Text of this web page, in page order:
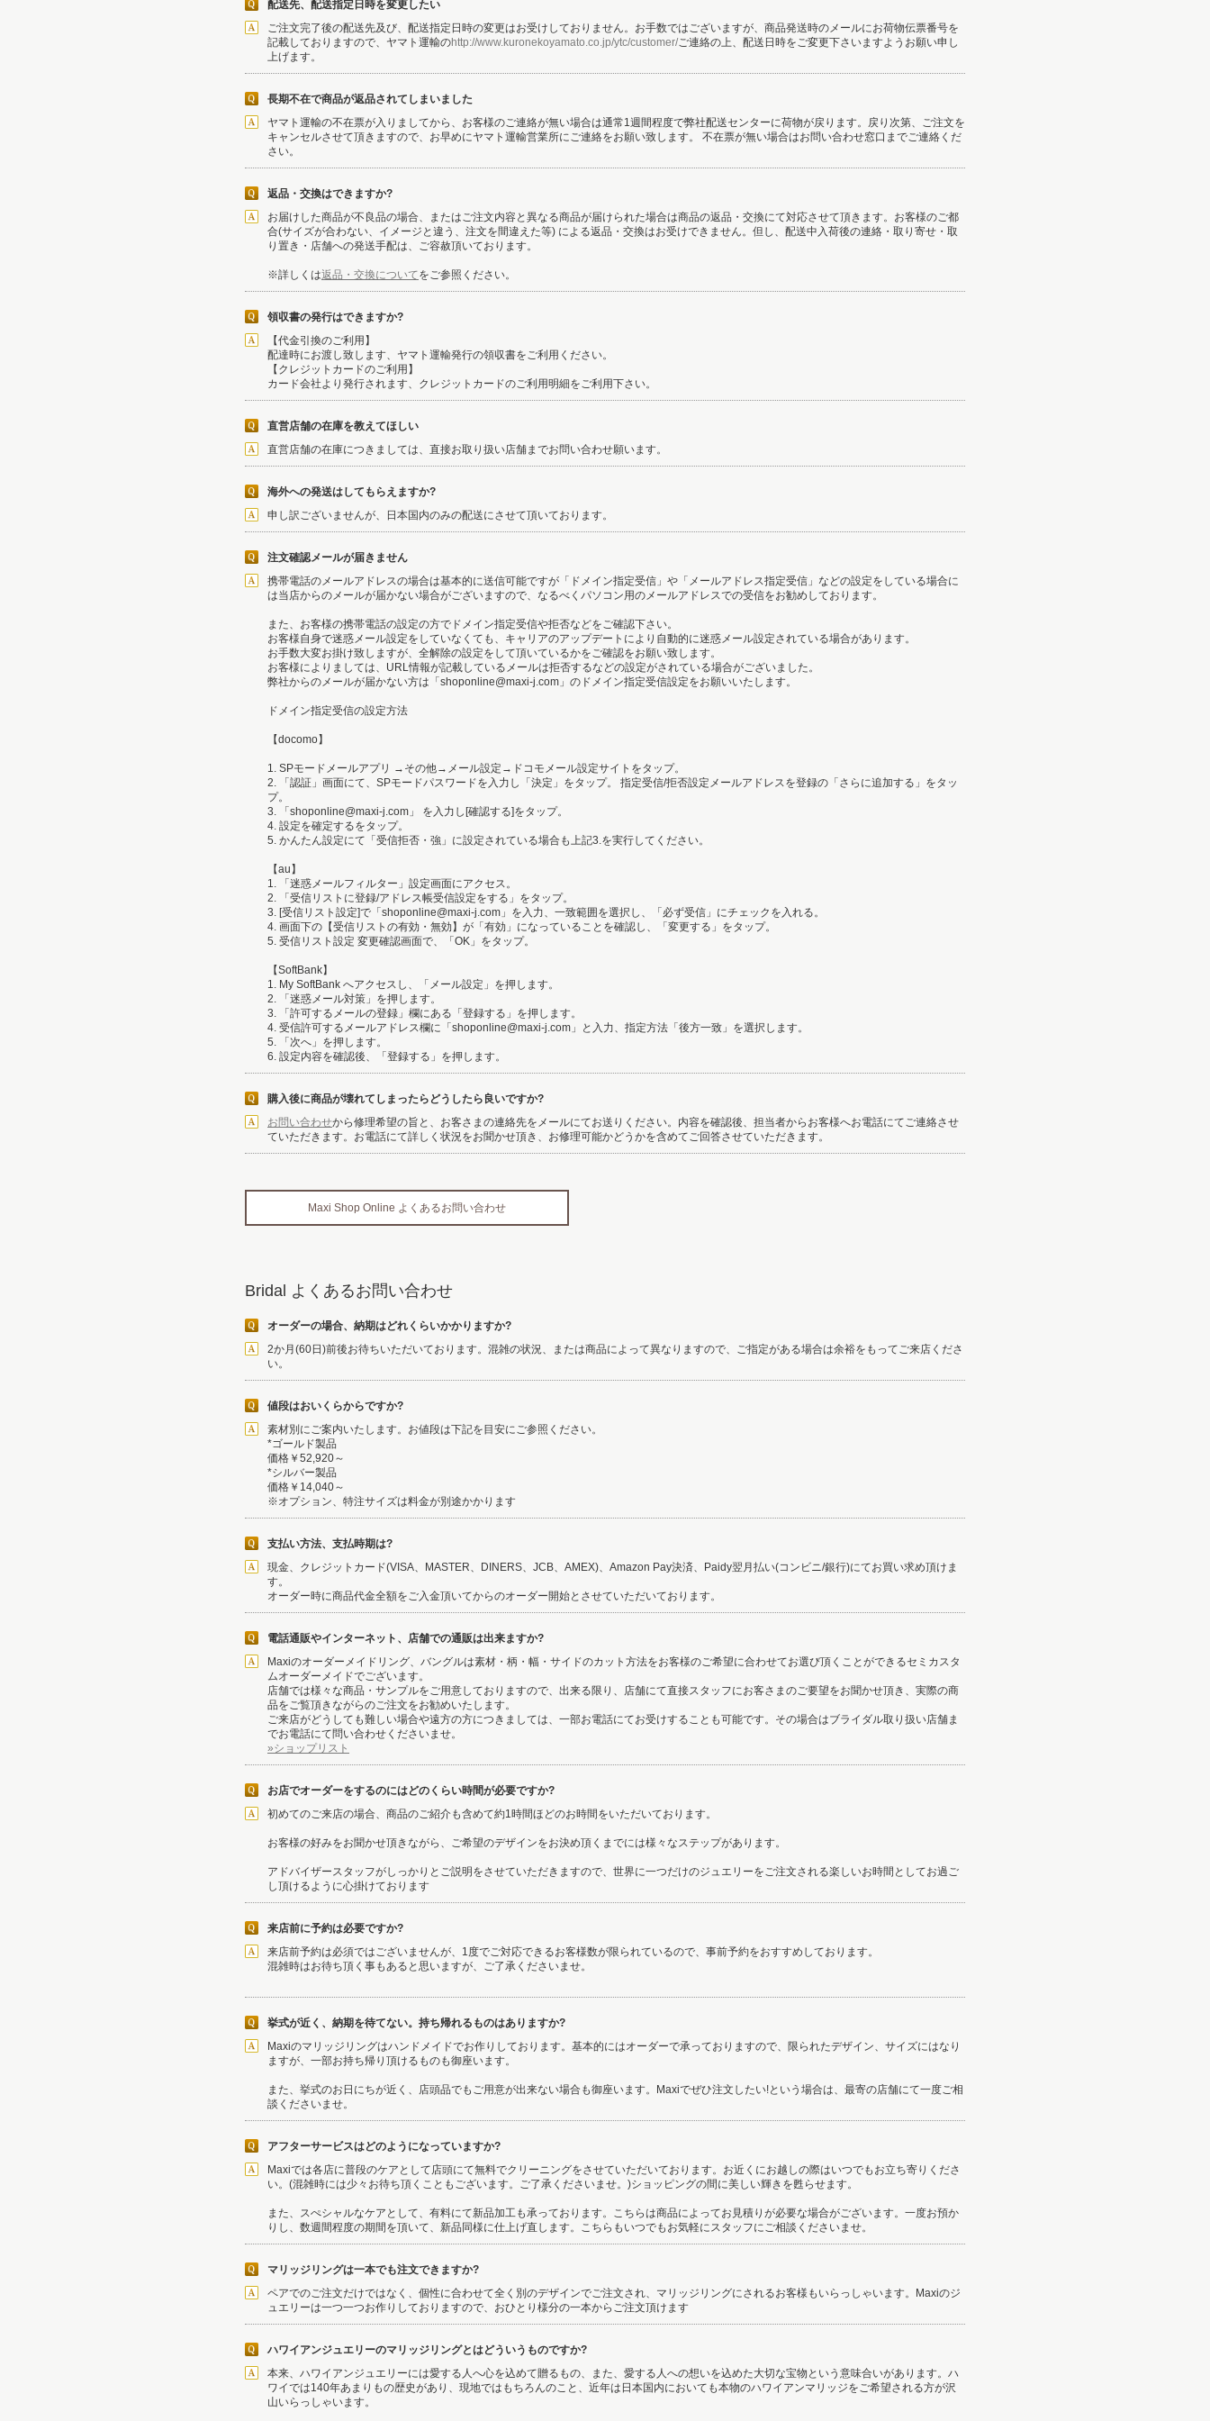
配送先、配送指定日時を変更したい
ご注文完了後の配送先及び、配送指定日時の変更はお受けしておりません。お手数ではございますが、商品発送時のメールにお荷物伝票番号を
記載しておりますので、ヤマト運輸のhttp://www.kuronekoyamato.co.jp/ytc/customer/ご連絡の上、配送日時をご変更下さいますようお願い申し
上げます。
長期不在で商品が返品されてしまいました
ヤマト運輸の不在票が入りましてから、お客様のご連絡が無い場合は通常1週間程度で弊社配送センターに荷物が戻ります。戻り次第、ご注文を
キャンセルさせて頂きますので、お早めにヤマト運輸営業所にご連絡をお願い致します。 不在票が無い場合はお問い合わせ窓口までご連絡くだ
さい。
返品・交換はできますか?
お届けした商品が不良品の場合、またはご注文内容と異なる商品が届けられた場合は商品の返品・交換にて対応させて頂きます。お客様のご都
合(サイズが合わない、イメージと違う、注文を間違えた等) による返品・交換はお受けできません。但し、配送中入荷後の連絡・取り寄せ・取
り置き・店舗への発送手配は、ご容赦頂いております。
※詳しくは返品・交換についてをご参照ください。
領収書の発行はできますか?
【代金引換のご利用】
配達時にお渡し致します、ヤマト運輸発行の領収書をご利用ください。
【クレジットカードのご利用】
カード会社より発行されます、クレジットカードのご利用明細をご利用下さい。
直営店舗の在庫を教えてほしい
直営店舗の在庫につきましては、直接お取り扱い店舗までお問い合わせ願います。
海外への発送はしてもらえますか?
申し訳ございませんが、日本国内のみの配送にさせて頂いております。
注文確認メールが届きません
携帯電話のメールアドレスの場合は基本的に送信可能ですが「ドメイン指定受信」や「メールアドレス指定受信」などの設定をしている場合に
は当店からのメールが届かない場合がございますので、なるべくパソコン用のメールアドレスでの受信をお勧めしております。
また、お客様の携帯電話の設定の方でドメイン指定受信や拒否などをご確認下さい。
お客様自身で迷惑メール設定をしていなくても、キャリアのアップデートにより自動的に迷惑メール設定されている場合があります。
お手数大変お掛け致しますが、全解除の設定をして頂いているかをご確認をお願い致します。
お客様によりましては、URL情報が記載しているメールは拒否するなどの設定がされている場合がございました。
弊社からのメールが届かない方は「shoponline@maxi-j.com」のドメイン指定受信設定をお願いいたします。
ドメイン指定受信の設定方法
【docomo】
1. SPモードメールアプリ →その他→メール設定→ドコモメール設定サイトをタップ。
2. 「認証」画面にて、SPモードパスワードを入力し「決定」をタップ。 指定受信/拒否設定メールアドレスを登録の「さらに追加する」をタッ
プ。
3. 「shoponline@maxi-j.com」 を入力し[確認する]をタップ。
4. 設定を確定するをタップ。
5. かんたん設定にて「受信拒否・強」に設定されている場合も上記3.を実行してください。
【au】
1. 「迷惑メールフィルター」設定画面にアクセス。
2. 「受信リストに登録/アドレス帳受信設定をする」をタップ。
3. [受信リスト設定]で「shoponline@maxi-j.com」を入力、一致範囲を選択し、「必ず受信」にチェックを入れる。
4. 画面下の【受信リストの有効・無効】が「有効」になっていることを確認し、「変更する」をタップ。
5. 受信リスト設定 変更確認画面で、「OK」をタップ。
【SoftBank】
1. My SoftBank へアクセスし、「メール設定」を押します。
2. 「迷惑メール対策」を押します。
3. 「許可するメールの登録」欄にある「登録する」を押します。
4. 受信許可するメールアドレス欄に「shoponline@maxi-j.com」と入力、指定方法「後方一致」を選択します。
5. 「次へ」を押します。
6. 設定内容を確認後、「登録する」を押します。
購入後に商品が壊れてしまったらどうしたら良いですか?
お問い合わせから修理希望の旨と、お客さまの連絡先をメールにてお送りください。内容を確認後、担当者からお客様へお電話にてご連絡させ
ていただきます。お電話にて詳しく状況をお聞かせ頂き、お修理可能かどうかを含めてご回答させていただきます。
Maxi Shop Online よくあるお問い合わせ
Bridal よくあるお問い合わせ
オーダーの場合、納期はどれくらいかかりますか?
2か月(60日)前後お待ちいただいております。混雑の状況、または商品によって異なりますので、ご指定がある場合は余裕をもってご来店くださ
い。
値段はおいくらからですか?
素材別にご案内いたします。お値段は下記を目安にご参照ください。
*ゴールド製品
価格￥52,920～
*シルバー製品
価格￥14,040～
※オプション、特注サイズは料金が別途かかります
支払い方法、支払時期は?
現金、クレジットカード(VISA、MASTER、DINERS、JCB、AMEX)、Amazon Pay決済、Paidy翌月払い(コンビニ/銀行)にてお買い求め頂けま
す。
オーダー時に商品代金全額をご入金頂いてからのオーダー開始とさせていただいております。
電話通販やインターネット、店舗での通販は出来ますか?
Maxiのオーダーメイドリング、バングルは素材・柄・幅・サイドのカット方法をお客様のご希望に合わせてお選び頂くことができるセミカスタ
ムオーダーメイドでございます。
店舗では様々な商品・サンプルをご用意しておりますので、出来る限り、店舗にて直接スタッフにお客さまのご要望をお聞かせ頂き、実際の商
品をご覧頂きながらのご注文をお勧めいたします。
ご来店がどうしても難しい場合や遠方の方につきましては、一部お電話にてお受けすることも可能です。その場合はブライダル取り扱い店舗ま
でお電話にて問い合わせくださいませ。
»ショップリスト
お店でオーダーをするのにはどのくらい時間が必要ですか?
初めてのご来店の場合、商品のご紹介も含めて約1時間ほどのお時間をいただいております。
お客様の好みをお聞かせ頂きながら、ご希望のデザインをお決め頂くまでには様々なステップがあります。
アドバイザースタッフがしっかりとご説明をさせていただきますので、世界に一つだけのジュエリーをご注文される楽しいお時間としてお過ご
し頂けるように心掛けております
来店前に予約は必要ですか?
来店前予約は必須ではございませんが、1度でご対応できるお客様数が限られているので、事前予約をおすすめしております。
混雑時はお待ち頂く事もあると思いますが、ご了承くださいませ。
挙式が近く、納期を待てない。持ち帰れるものはありますか?
Maxiのマリッジリングはハンドメイドでお作りしております。基本的にはオーダーで承っておりますので、限られたデザイン、サイズにはなり
ますが、一部お持ち帰り頂けるものも御座います。
また、挙式のお日にちが近く、店頭品でもご用意が出来ない場合も御座います。Maxiでぜひ注文したい!という場合は、最寄の店舗にて一度ご相
談くださいませ。
アフターサービスはどのようになっていますか?
Maxiでは各店に普段のケアとして店頭にて無料でクリーニングをさせていただいております。お近くにお越しの際はいつでもお立ち寄りくださ
い。(混雑時には少々お待ち頂くこともございます。ご了承くださいませ。)ショッピングの間に美しい輝きを甦らせます。
また、スぺシャルなケアとして、有料にて新品加工も承っております。こちらは商品によってお見積りが必要な場合がございます。一度お預か
りし、数週間程度の期間を頂いて、新品同様に仕上げ直します。こちらもいつでもお気軽にスタッフにご相談くださいませ。
マリッジリングは一本でも注文できますか?
ペアでのご注文だけではなく、個性に合わせて全く別のデザインでご注文され、マリッジリングにされるお客様もいらっしゃいます。Maxiのジ
ュエリーは一つ一つお作りしておりますので、おひとり様分の一本からご注文頂けます
ハワイアンジュエリーのマリッジリングとはどういうものですか?
本来、ハワイアンジュエリーには愛する人へ心を込めて贈るもの、また、愛する人への想いを込めた大切な宝物という意味合いがあります。ハ
ワイでは140年あまりもの歴史があり、現地ではもちろんのこと、近年は日本国内においても本物のハワイアンマリッジをご希望される方が沢
山いらっしゃいます。